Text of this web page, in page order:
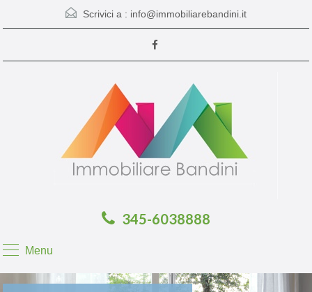
Scrivici a : info@immobiliarebandini.it
345-6038888
Menu